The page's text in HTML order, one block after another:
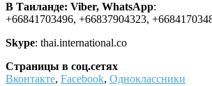
В Таиланде: Viber, WhatsApp:
+66841703496, +66837904323,
Skype: thai.international.co
Страницы в соц.сетях
Вконтакте, Facebook, Одноклассники